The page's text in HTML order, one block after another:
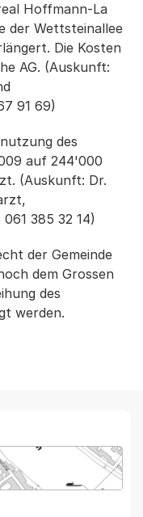
Hoffmann-La
der Wettsteinallee
Die Kosten
AG. (Auskunft:
91 69)
des
auf 244'000
(Auskunft: Dr.
385 32 14)
der Gemeinde
dem Grossen
des
werden.
von MapBS.
Link, wird in einem